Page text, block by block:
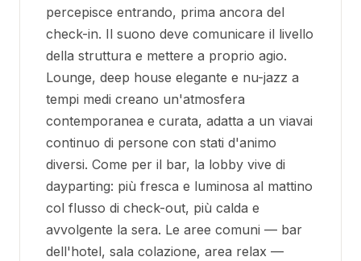
percepisce entrando, prima ancora del
check-in. Il suono deve comunicare il livello
della struttura e mettere a proprio agio.
Lounge, deep house elegante e nu-jazz a
tempi medi creano un'atmosfera
contemporanea e curata, adatta a un viavai
continuo di persone con stati d'animo
diversi. Come per il bar, la lobby vive di
dayparting: più fresca e luminosa al mattino
col flusso di check-out, più calda e
avvolgente la sera. Le aree comuni — bar
dell'hotel, sala colazione, area relax —